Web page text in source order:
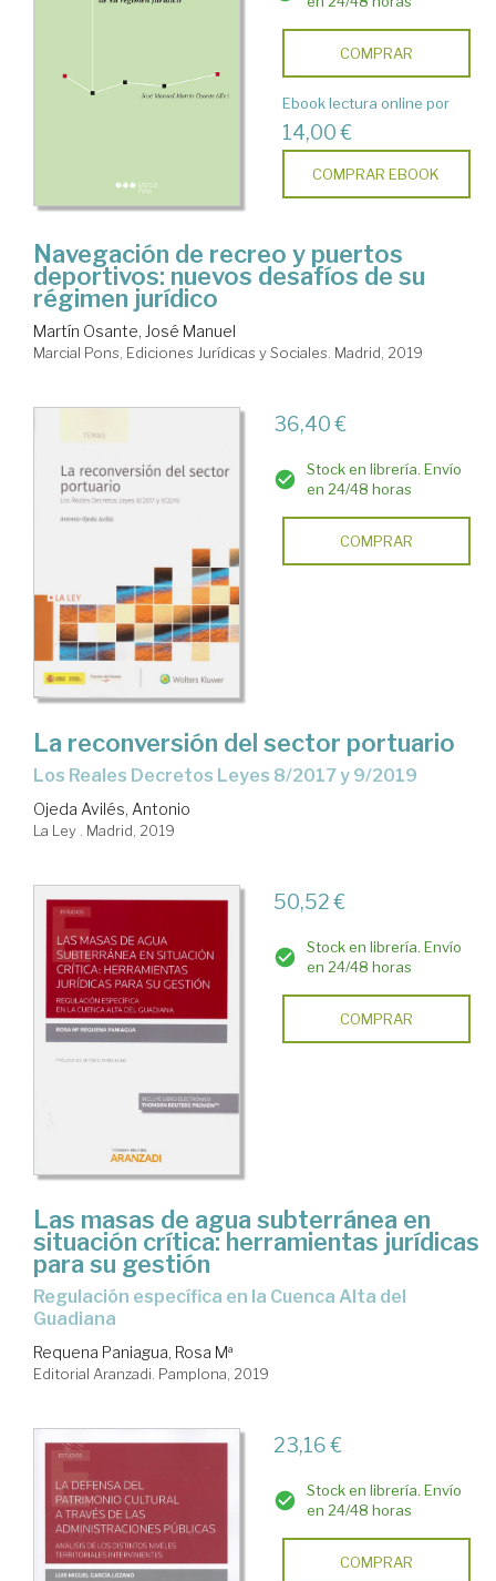
COMPRAR
Ebook lectura online por
14,00 €
COMPRAR EBOOK
Navegación de recreo y puertos
deportivos: nuevos desafíos de su
régimen jurídico
Martín Osante, José Manuel
Marcial Pons, Ediciones Jurídicas y Sociales. Madrid, 2019
36,40 €
Stock en librería. Envío
en 24/48 horas
COMPRAR
La reconversión del sector portuario
los Reales Decretos Leyes 8/2017 y 9/2019
Ojeda Avilés, Antonio
La Ley . Madrid, 2019
50,52 €
Stock en librería. Envío
en 24/48 horas
COMPRAR
Las masas de agua subterránea en
situación crítica: herramientas jurídicas
para su gestión
Regulación específica en la Cuenca Alta del
Guadiana
Requena Paniagua, Rosa Mª
Editorial Aranzadi. Pamplona, 2019
23,16 €
Stock en librería. Envío
en 24/48 horas
COMPRAR